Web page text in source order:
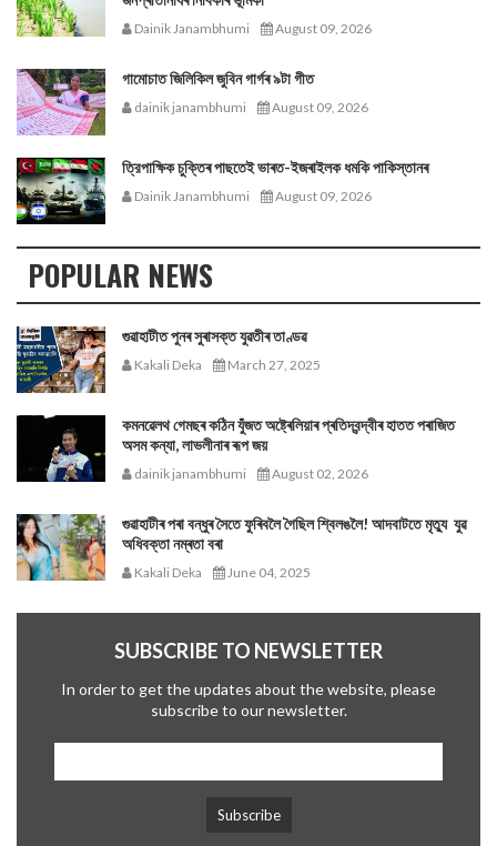
Dainik Janambhumi August 09, 2026
গামোচাত জিলিকিল জুবিন গাৰ্গৰ ৯টা গীত
dainik janambhumi August 09, 2026
ত্রিপাক্ষিক চুক্তিৰ পাছতেই ভাৰত-ইজৰাইলক ধমকি পাকিস্তানৰ
Dainik Janambhumi August 09, 2026
POPULAR NEWS
গুৱাহাটীত পুনৰ সুৰাসক্ত যুৱতীৰ তাণ্ডৱ
Kakali Deka March 27, 2025
কমনৱেলথ গেমছৰ কঠিন যুঁজত অষ্ট্ৰেলিয়াৰ প্ৰতিদ্বন্দ্বীৰ হাতত পৰাজিত
অসম কন্যা, লাভলীনাৰ ৰূপ জয়
dainik janambhumi August 02, 2026
গুৱাহাটীৰ পৰা বন্ধুৰ সৈতে ফুৰিবলৈ গৈছিল শ্বিলঙলৈ! আদবাটতে মৃত্যু যুৱ
অধিবক্তা নম্ৰতা বৰা
Kakali Deka June 04, 2025
SUBSCRIBE TO NEWSLETTER
In order to get the updates about the website, please
subscribe to our newsletter.